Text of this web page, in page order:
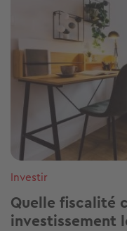
Investir
Quelle fiscalité
investissement